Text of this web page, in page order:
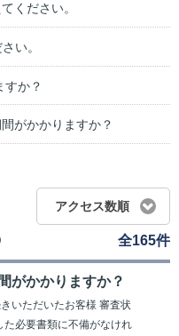
ください。
い。
すか？
がかかりますか？
アクセス数順
全165件
がかかりますか？
いただいたお客様 審査状
必要書類に不備がなけれ